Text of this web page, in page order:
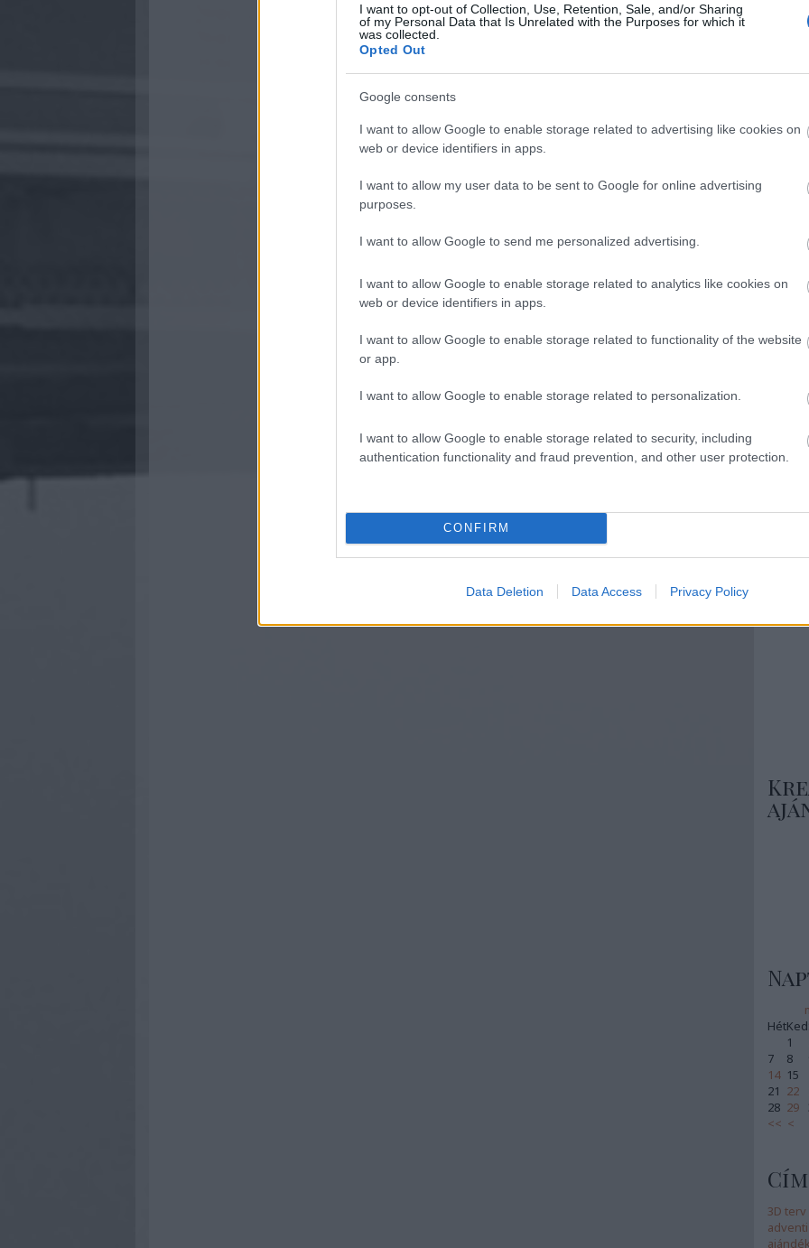
I want to opt-out of Collection, Use, Retention, Sale, and/or Sharing
of my Personal Data that Is Unrelated with the Purposes for which it
was collected.
Opted Out
Google consents
I want to allow Google to enable storage related to advertising like cookies on
web or device identifiers in apps.
I want to allow my user data to be sent to Google for online advertising
purposes.
I want to allow Google to send me personalized advertising.
I want to allow Google to enable storage related to analytics like cookies on
web or device identifiers in apps.
I want to allow Google to enable storage related to functionality of the website
or app.
I want to allow Google to enable storage related to personalization.
I want to allow Google to enable storage related to security, including
authentication functionality and fraud prevention, and other user protection.
CONFIRM
Data Deletion Data Access Privacy Policy
HétKed
<< <
1
7
8
14 15
21 22
28 29
3D terv